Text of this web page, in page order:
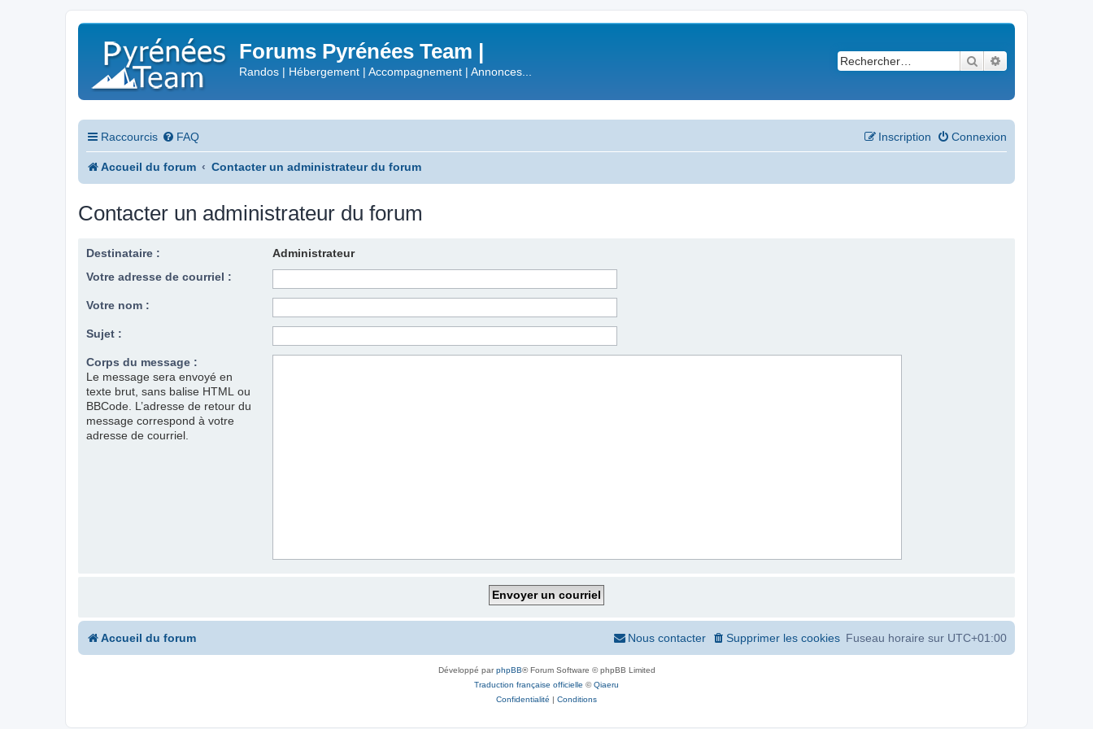
Forums Pyrénées Team |
Randos | Hébergement | Accompagnement | Annonces...
Rechercher
Raccourcis FAQ Connexion
Inscription
Accueil du forum Contacter un administrateur du forum
Contacter un administrateur du forum
Destinataire :
Administrateur
Votre adresse de courriel :
Votre nom :
Sujet :
Corps du message :
Le message sera envoyé en
texte brut, sans balise HTML ou
BBCode. L’adresse de retour du
message correspond à votre
adresse de courriel.
Accueil du forum Fuseau horaire sur UTC+01:00
Supprimer les cookies
Nous contacter
Développé parphpBB® Forum Software © phpBB Limited
Traduction française officielle ©Qiaeru
Confidentialité | Conditions